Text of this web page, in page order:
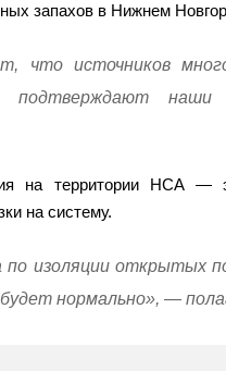
запахов в Нижнем
что источников
наши
на территории НСА —
на систему.
изоляции открытых
нормально», —